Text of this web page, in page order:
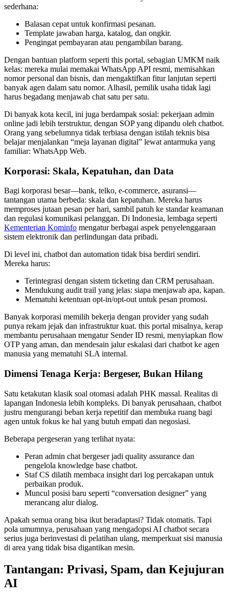
sederhana:
Balasan cepat untuk konfirmasi pesanan.
Template jawaban harga, katalog, dan ongkir.
Pengingat pembayaran atau pengambilan barang.
Dengan bantuan platform seperti this portal, sebagian UMKM naik
kelas: mereka mulai memakai WhatsApp API resmi, memisahkan
nomor personal dan bisnis, dan mengaktifkan fitur lanjutan seperti
banyak agen dalam satu nomor. Alhasil, pemilik usaha tidak lagi
harus begadang menjawab chat satu per satu.
Di banyak kota kecil, ini juga berdampak sosial: pekerjaan admin
online jadi lebih terstruktur, dengan SOP yang dipandu oleh chatbot.
Orang yang sebelumnya tidak terbiasa dengan istilah teknis bisa
belajar menjalankan “meja layanan digital” lewat antarmuka yang
familiar: WhatsApp Web.
Korporasi: Skala, Kepatuhan, dan Data
Bagi korporasi besar—bank, telko, e-commerce, asuransi—
tantangan utama berbeda: skala dan kepatuhan. Mereka harus
memproses jutaan pesan per hari, sambil patuh ke standar keamanan
dan regulasi komunikasi pelanggan. Di Indonesia, lembaga seperti
Kementerian Kominfo mengatur berbagai aspek penyelenggaraan
sistem elektronik dan perlindungan data pribadi.
Di level ini, chatbot dan automation tidak bisa berdiri sendiri.
Mereka harus:
Terintegrasi dengan sistem ticketing dan CRM perusahaan.
Mendukung audit trail yang jelas: siapa menjawab apa, kapan.
Mematuhi ketentuan opt-in/opt-out untuk pesan promosi.
Banyak korporasi memilih bekerja dengan provider yang sudah
punya rekam jejak dan infrastruktur kuat. this portal misalnya, kerap
membantu perusahaan mengatur Sender ID resmi, menyiapkan flow
OTP yang aman, dan mendesain jalur eskalasi dari chatbot ke agen
manusia yang mematuhi SLA internal.
Dimensi Tenaga Kerja: Bergeser, Bukan Hilang
Satu ketakutan klasik soal otomasi adalah PHK massal. Realitas di
lapangan Indonesia lebih kompleks. Di banyak perusahaan, chatbot
justru mengurangi beban kerja repetitif dan membuka ruang bagi
agen untuk fokus ke hal yang butuh empati dan negosiasi.
Beberapa pergeseran yang terlihat nyata:
Peran admin chat bergeser jadi quality assurance dan
pengelola knowledge base chatbot.
Staf CS dilatih membaca insight dari log percakapan untuk
perbaikan produk.
Muncul posisi baru seperti “conversation designer” yang
merancang alur dialog.
Apakah semua orang bisa ikut beradaptasi? Tidak otomatis. Tapi
pola umumnya, perusahaan yang mengadopsi AI chatbot secara
serius juga berinvestasi di pelatihan ulang, memperkuat sisi manusia
di area yang tidak bisa digantikan mesin.
Tantangan: Privasi, Spam, dan Kejujuran
AI